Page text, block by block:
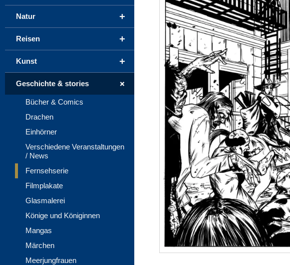
+
Natur
+
Reisen
+
Kunst
+
Geschichte & stories
Bücher & Comics
Drachen
Einhörner
Verschiedene Veranstaltungen
/ News
Fernsehserie
Filmplakate
Glasmalerei
Könige und Königinnen
Mangas
Märchen
Meerjungfrauen